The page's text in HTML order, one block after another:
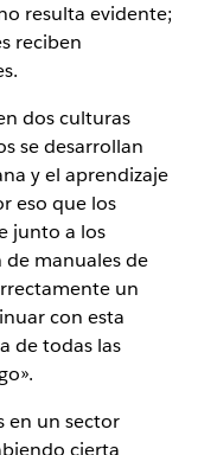
resulta evidente;
reciben
dos culturas
se desarrollan
y el aprendizaje
eso que los
junto a los
de manuales de
un
con esta
de todas las
en un sector
cierta